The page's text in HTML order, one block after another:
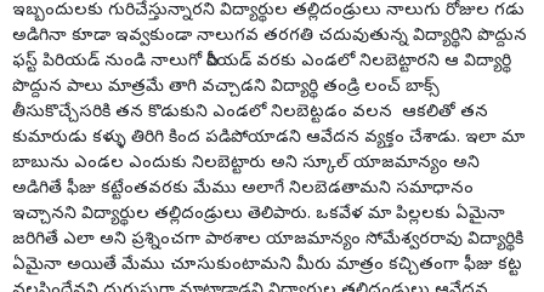
ఇబ్బందులకు గురిచేస్తున్నారని విద్యార్థుల తల్లిదండ్రులు నాలుగు రోజుల గడు
అడిగినా కూడా ఇవ్వకుండా నాలుగవ తరగతి చదువుతున్న విద్యార్థిని పొద్దున
ఫస్ట్ పిరియడ్ నుండి నాలుగో పీరియడ్ వరకు ఎండలో నిలబెట్టారని ఆ విద్యార్థి
పొద్దున పాలు మాత్రమే తాగి వచ్చాడని విద్యార్థి తండ్రి లంచ్ బాక్స్
తీసుకొచ్చేసరికి తన కొడుకుని ఎండలో నిలబెట్టడం వలన ఆకలితో తన
కుమారుడు కళ్ళు తిరిగి కింద పడిపోయాడని ఆవేదన వ్యక్తం చేశాడు. ఇలా మా
బాబును ఎండల ఎందుకు నిలబెట్టారు అని స్కూల్ యాజమాన్యం అని
అడిగితే ఫీజు కట్టేంతవరకు మేము అలాగే నిలబెడతామని సమాధానం
ఇచ్చానని విద్యార్థుల తల్లిదండ్రులు తెలిపారు. ఒకవేళ మా పిల్లలకు ఏమైనా
జరిగితే ఎలా అని ప్రశ్నించగా పాఠశాల యాజమాన్యం సోమేశ్వరరావు విద్యార్థికి
ఏమైనా అయితే మేము చూసుకుంటామని మీరు మాత్రం కచ్చితంగా ఫీజు కట్ట